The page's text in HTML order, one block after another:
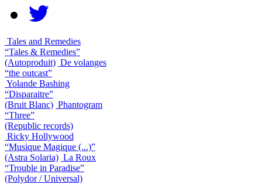
Tales and Remedies
“Tales & Remedies”
(Autoproduit) De volanges
“the outcast”
Yolande Bashing
“Disparaitre”
(Bruit Blanc) Phantogram
“Three”
(Republic records)
Ricky Hollywood
“Musique Magique (...)”
(Astra Solaria) La Roux
“Trouble in Paradise”
(Polydor / Universal)